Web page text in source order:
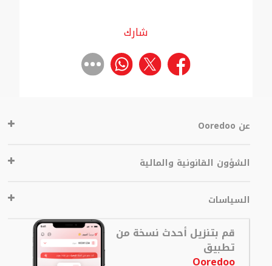
شارك
عن Ooredoo
الشؤون القانونية والمالية
السياسات
قم بتنزيل أحدث نسخة من
تطبيق
Ooredoo